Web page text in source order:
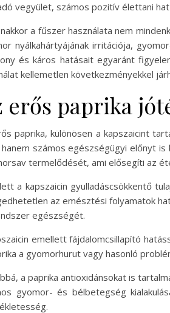
vegyület, számos pozitív élettani
a fűszer használata nem
nyálkahártyájának irritációja,
és káros hatásait egyaránt
kellemetlen következményekkel
erős paprika
paprika, különösen a kapszaicint
számos egészségügyi előnyt
termelődését, ami elősegíti az
a kapszaicin gyulladáscsökkentő
az emésztési folyamatok
egészségét.
emellett fájdalomcsillapító
a gyomorhurut vagy hasonló
a paprika antioxidánsokat is
gyomor- és bélbetegség